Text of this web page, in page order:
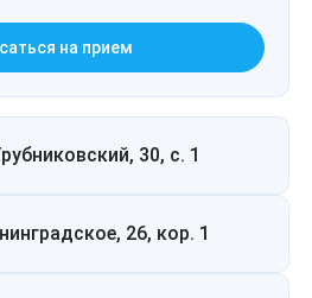
на прием
30, с. 1
26, кор. 1